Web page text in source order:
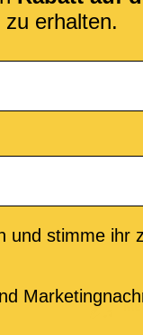
zu erhalten.
und stimme ihr